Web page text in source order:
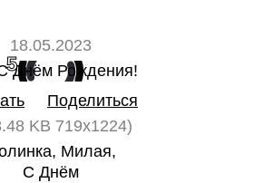
18.05.2023
5 0
Поделиться
KB 719x1224)
Милая,
С Днём